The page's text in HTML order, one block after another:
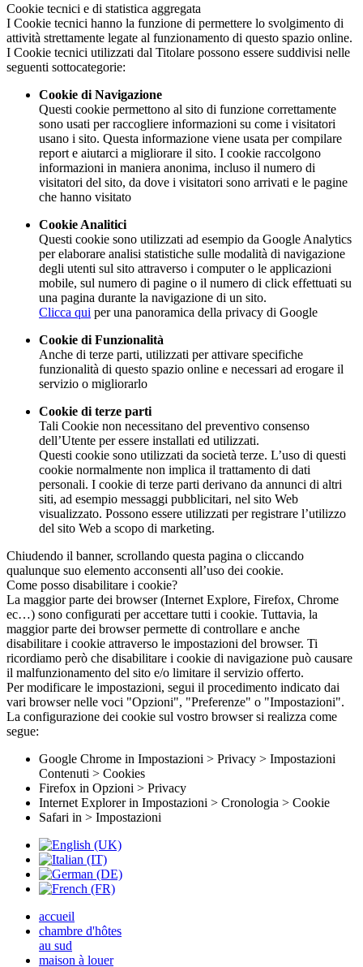
Cookie tecnici e di statistica aggregata
I Cookie tecnici hanno la funzione di permettere lo svolgimento di
attività strettamente legate al funzionamento di questo spazio online.
I Cookie tecnici utilizzati dal Titolare possono essere suddivisi nelle
seguenti sottocategorie:
Cookie di Navigazione
Questi cookie permettono al sito di funzione correttamente
sono usati per raccogliere informazioni su come i visitatori
usano i sito. Questa informazione viene usata per compilare
report e aiutarci a migliorare il sito. I cookie raccolgono
informazioni in maniera anonima, incluso il numero di
visitatori del sito, da dove i visitatori sono arrivati e le pagine
che hanno visitato
Cookie Analitici
Questi cookie sono utilizzati ad esempio da Google Analytics
per elaborare analisi statistiche sulle modalità di navigazione
degli utenti sul sito attraverso i computer o le applicazioni
mobile, sul numero di pagine o il numero di click effettuati su
una pagina durante la navigazione di un sito.
Clicca qui per una panoramica della privacy di Google
Cookie di Funzionalità
Anche di terze parti, utilizzati per attivare specifiche
funzionalità di questo spazio online e necessari ad erogare il
servizio o migliorarlo
Cookie di terze parti
Tali Cookie non necessitano del preventivo consenso
dell’Utente per essere installati ed utilizzati.
Questi cookie sono utilizzati da società terze. L’uso di questi
cookie normalmente non implica il trattamento di dati
personali. I cookie di terze parti derivano da annunci di altri
siti, ad esempio messaggi pubblicitari, nel sito Web
visualizzato. Possono essere utilizzati per registrare l’utilizzo
del sito Web a scopo di marketing.
Chiudendo il banner, scrollando questa pagina o cliccando
qualunque suo elemento acconsenti all’uso dei cookie.
Come posso disabilitare i cookie?
La maggior parte dei browser (Internet Explore, Firefox, Chrome
ec…) sono configurati per accettare tutti i cookie. Tuttavia, la
maggior parte dei browser permette di controllare e anche
disabilitare i cookie attraverso le impostazioni del browser. Ti
ricordiamo però che disabilitare i cookie di navigazione può causare
il malfunzionamento del sito e/o limitare il servizio offerto.
Per modificare le impostazioni, segui il procedimento indicato dai
vari browser nelle voci "Opzioni", "Preferenze" o "Impostazioni".
La configurazione dei cookie sul vostro browser si realizza come
segue:
Google Chrome in Impostazioni > Privacy > Impostazioni
Contenuti > Cookies
Firefox in Opzioni > Privacy
Internet Explorer in Impostazioni > Cronologia > Cookie
Safari in > Impostazioni
accueil
chambre d'hôtes
au sud
maison à louer